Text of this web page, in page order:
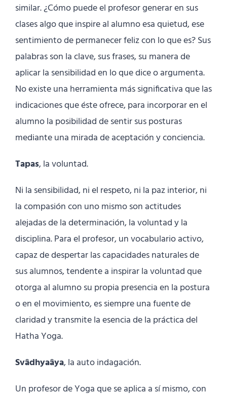
similar. ¿Cómo puede el profesor generar en sus
clases algo que inspire al alumno esa quietud, ese
sentimiento de permanecer feliz con lo que es? Sus
palabras son la clave, sus frases, su manera de
aplicar la sensibilidad en lo que dice o argumenta.
No existe una herramienta más significativa que las
indicaciones que éste ofrece, para incorporar en el
alumno la posibilidad de sentir sus posturas
mediante una mirada de aceptación y conciencia.
Tapas, la voluntad.
Ni la sensibilidad, ni el respeto, ni la paz interior, ni
la compasión con uno mismo son actitudes
alejadas de la determinación, la voluntad y la
disciplina. Para el profesor, un vocabulario activo,
capaz de despertar las capacidades naturales de
sus alumnos, tendente a inspirar la voluntad que
otorga al alumno su propia presencia en la postura
o en el movimiento, es siempre una fuente de
claridad y transmite la esencia de la práctica del
Hatha Yoga.
Svâdhyaâya, la auto indagación.
Un profesor de Yoga que se aplica a sí mismo, con